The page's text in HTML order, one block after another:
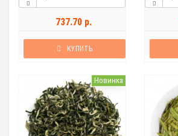
737.70 р.
КУПИТЬ
Новинка